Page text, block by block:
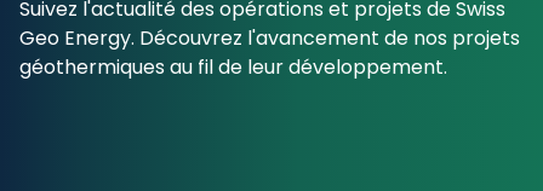
Suivez l'actualité des opérations et projets de Swiss
Geo Energy. Découvrez l'avancement de nos projets
géothermiques au fil de leur développement.